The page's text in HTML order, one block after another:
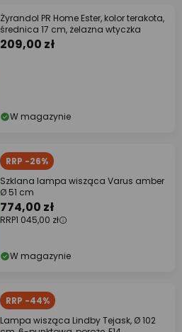
Żyrandol PR Home Ester, kolor terakota,
średnica 17 cm, żelazna wtyczka
209,00 zł
W magazynie
RRP -26%
Szklana lampa wisząca Varus amber
Ø 51 cm
774,00 zł
RRP1 045,00 zł
W magazynie
RRP -44%
Lampa wisząca Lindby Tejask, Ø 102